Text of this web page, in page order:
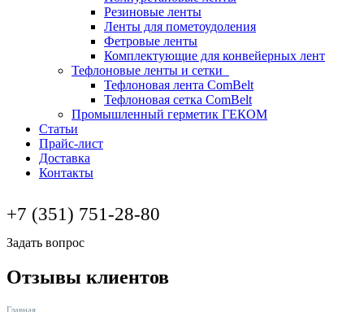
Резиновые ленты
Ленты для пометоудоления
Фетровые ленты
Комплектующие для конвейерных лент
Тефлоновые ленты и сетки
Тефлоновая лента ComBelt
Тефлоновая сетка ComBelt
Промышленный герметик ГЕКОМ
Статьи
Прайс-лист
Доставка
Контакты
+7 (351) 751-28-80
Задать вопрос
Отзывы клиентов
Главная